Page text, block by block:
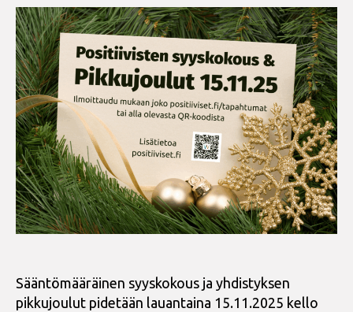
Sääntömääräinen syyskokous ja yhdistyksen
pikkujoulut pidetään lauantaina 15.11.2025 kello